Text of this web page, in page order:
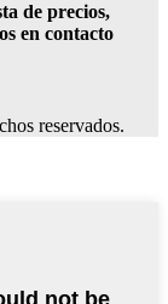
de precios,
en contacto
reservados.